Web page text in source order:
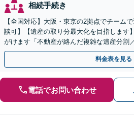
相続手続き
【全国対応】大阪・東京の2拠点でチーム
談可】【遺産の取り分最大化を目指します
がけます「不動産が絡んだ複雑な遺産分割
執行／事業承継など、お任せください」【
料金表を見る
電話でお問い合わせ